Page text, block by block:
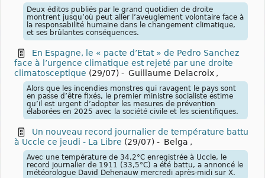
Deux éditos publiés par le grand quotidien de droite
montrent jusqu’où peut aller l’aveuglement volontaire face à
la responsabilité humaine dans le changement climatique,
et ses brûlantes conséquences.
En Espagne, le « pacte d’Etat » de Pedro Sanchez
face à l’urgence climatique est rejeté par une droite
climatosceptique (29/07) - Guillaume Delacroix ,
Alors que les incendies monstres qui ravagent le pays sont
en passe d’être fixés, le premier ministre socialiste estime
qu’il est urgent d’adopter les mesures de prévention
élaborées en 2025 avec la société civile et les scientifiques.
Un nouveau record journalier de température battu
à Uccle ce jeudi - La Libre (29/07) - Belga ,
Avec une température de 34,2°C enregistrée à Uccle, le
record journalier de 1911 (33,5°C) a été battu, a annoncé le
météorologue David Dehenauw mercredi après-midi sur X.